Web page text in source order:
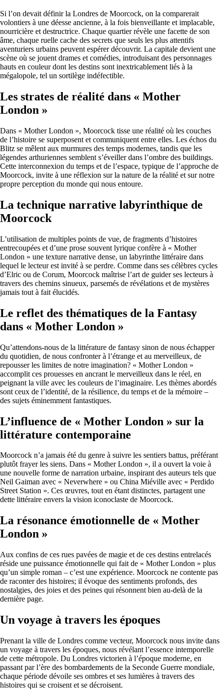
Si l’on devait définir la Londres de Moorcock, on la comparerait
volontiers à une déesse ancienne, à la fois bienveillante et implacable,
nourricière et destructrice. Chaque quartier révèle une facette de son
âme, chaque ruelle cache des secrets que seuls les plus attentifs
aventuriers urbains peuvent espérer découvrir. La capitale devient une
scène où se jouent drames et comédies, introduisant des personnages
hauts en couleur dont les destins sont inextricablement liés à la
mégalopole, tel un sortilège indéfectible.
Les strates de réalité dans « Mother
London »
Dans « Mother London », Moorcock tisse une réalité où les couches
de l’histoire se superposent et communiquent entre elles. Les échos du
Blitz se mêlent aux murmures des temps modernes, tandis que les
légendes arthuriennes semblent s’éveiller dans l’ombre des buildings.
Cette interconnexion du temps et de l’espace, typique de l’approche de
Moorcock, invite à une réflexion sur la nature de la réalité et sur notre
propre perception du monde qui nous entoure.
La technique narrative labyrinthique de
Moorcock
L’utilisation de multiples points de vue, de fragments d’histoires
entrecoupées et d’une prose souvent lyrique confère à « Mother
London » une texture narrative dense, un labyrinthe littéraire dans
lequel le lecteur est invité à se perdre. Comme dans ses célèbres cycles
d’Elric ou de Corum, Moorcock maîtrise l’art de guider ses lecteurs à
travers des chemins sinueux, parsemés de révélations et de mystères
jamais tout à fait élucidés.
Le reflet des thématiques de la Fantasy
dans « Mother London »
Qu’attendons-nous de la littérature de fantasy sinon de nous échapper
du quotidien, de nous confronter à l’étrange et au merveilleux, de
repousser les limites de notre imagination? « Mother London »
accomplit ces prouesses en ancrant le merveilleux dans le réel, en
peignant la ville avec les couleurs de l’imaginaire. Les thèmes abordés
sont ceux de l’identité, de la résilience, du temps et de la mémoire –
des sujets éminemment fantastiques.
L’influence de « Mother London » sur la
littérature contemporaine
Moorcock n’a jamais été du genre à suivre les sentiers battus, préférant
plutôt frayer les siens. Dans « Mother London », il a ouvert la voie à
une nouvelle forme de narration urbaine, inspirant des auteurs tels que
Neil Gaiman avec « Neverwhere » ou China Miéville avec « Perdido
Street Station ». Ces œuvres, tout en étant distinctes, partagent une
dette littéraire envers la vision iconoclaste de Moorcock.
La résonance émotionnelle de « Mother
London »
Aux confins de ces rues pavées de magie et de ces destins entrelacés
réside une puissance émotionnelle qui fait de « Mother London » plus
qu’un simple roman – c’est une expérience. Moorcock ne contente pas
de raconter des histoires; il évoque des sentiments profonds, des
nostalgies, des joies et des peines qui résonnent bien au-delà de la
dernière page.
Un voyage à travers les époques
Prenant la ville de Londres comme vecteur, Moorcock nous invite dans
un voyage à travers les époques, nous révélant l’essence intemporelle
de cette métropole. Du Londres victorien à l’époque moderne, en
passant par l’ère des bombardements de la Seconde Guerre mondiale,
chaque période dévoile ses ombres et ses lumières à travers des
histoires qui se croisent et se décroisent.